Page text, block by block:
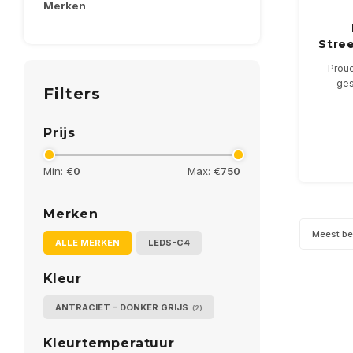
Merken
Filters
Prijs
Min: €0 Max: €750
Merken
ALLE MERKEN LEDS-C4
Kleur
ANTRACIET - DONKER GRIJS (2)
Kleurtemperatuur
Meest